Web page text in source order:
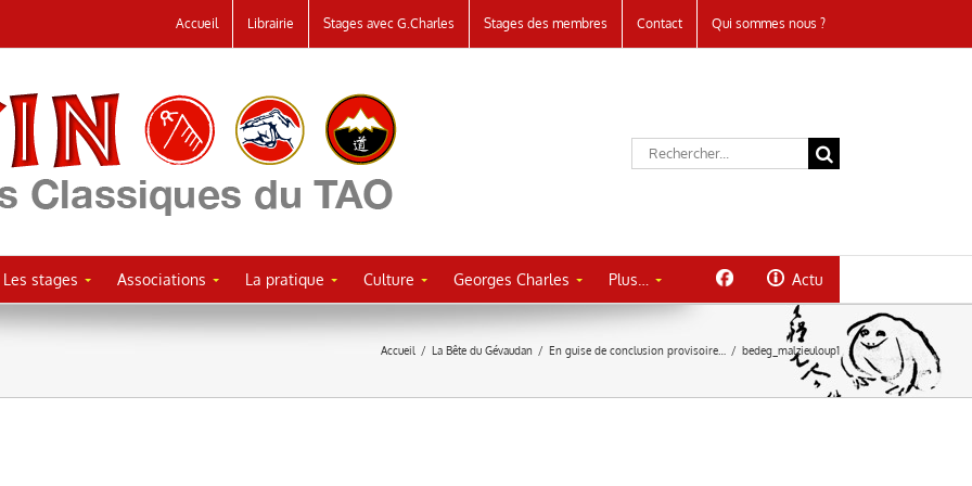
Accueil Librairie Stages avec G.Charles Stages des membres Contact Qui sommes nous ?
Rechercher:
Les stages Associations La pratique Culture Georges Charles Plus… Actu
Accueil / La Bête du Gévaudan / En guise de conclusion provisoire… / bedeg_malzieuloup1